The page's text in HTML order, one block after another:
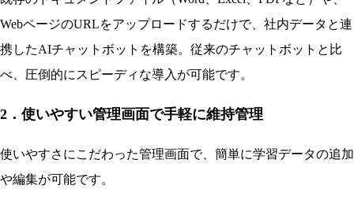
WebページのURLをアップロードするだけで、社内データと連
携したAIチャットボットを構築。従来のチャットボットと比
べ、圧倒的にスピーディな導入が可能です。
2．使いやすい管理画面で手軽に維持管理
使いやすさにこだわった管理画面で、簡単に学習データの追加
や編集が可能です。